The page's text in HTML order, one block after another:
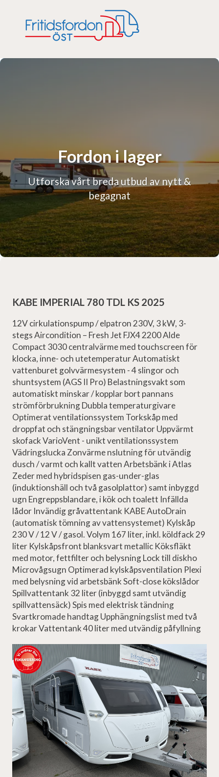
Fordon i lager
Utforska vårt breda utbud av nytt &
begagnat
KABE IMPERIAL 780 TDL KS 2025
12V cirkulationspump / elpatron 230V, 3 kW, 3-
stegs Aircondition – Fresh Jet FJX4 2200 Alde
Compact 3030 centralvärme med touchscreen för
klocka, inne- och utetemperatur Automatiskt
vattenburet golvvärmesystem - 4 slingor och
shuntsystem (AGS II Pro) Belastningsvakt som
automatiskt minskar / kopplar bort pannans
strömförbrukning Dubbla temperaturgivare
Optimerat ventilationssystem Torkskåp med
droppfat och stängningsbar ventilator Uppvärmt
skofack VarioVent - unikt ventilationssystem
Vädringslucka Zonvärme nslutning för utvändig
dusch / varmt och kallt vatten Arbetsbänk i Atlas
Zeder med hybridspisen gas-under-glas
(induktionshäll och två gasolplattor) samt inbyggd
ugn Engreppsblandare, i kök och toalett Infällda
lådor Invändig gråvattentank KABE AutoDrain
(automatisk tömning av vattensystemet) Kylskåp
230 V / 12 V / gasol. Volym 167 liter, inkl. köldfack 29
liter Kylskåpsfront blanksvart metallic Köksfläkt
med motor, fettfilter och belysning Lock till diskho
Microvågsugn Optimerad kylskåpsventilation Plexi
med belysning vid arbetsbänk Soft-close kökslådor
Spillvattentank 32 liter (inbyggd samt utvändig
spillvattensäck) Spis med elektrisk tändning
Svartkromade handtag Upphängningslist med två
krokar Vattentank 40 liter med utvändig påfyllning